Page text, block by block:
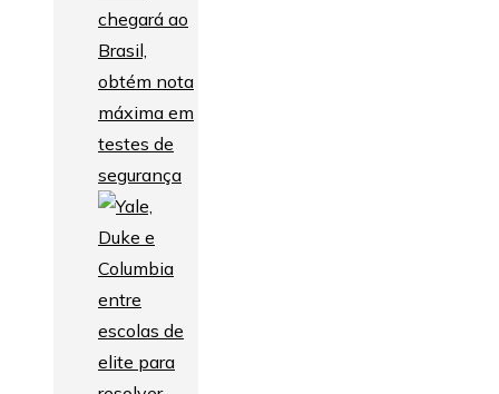
chegará ao
Brasil,
obtém nota
máxima em
testes de
segurança